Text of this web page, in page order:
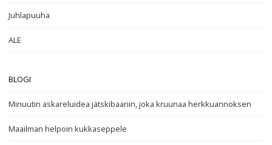
Juhlapuuha
ALE
BLOGI
Minuutin askareluidea jätskibaariin, joka kruunaa herkkuannoksen
Maailman helpoin kukkaseppele